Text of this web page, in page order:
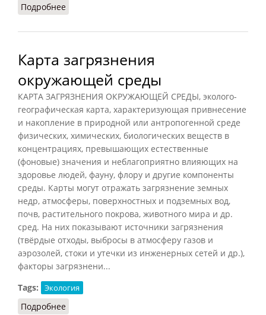
Подробнее
Карта загрязнения
окружающей среды
КАРТА ЗАГРЯЗНЕНИЯ ОКРУЖАЮЩЕЙ СРЕДЫ, эколого-
географическая карта, характеризующая привнесение
и накопление в природной или антропогенной среде
физических, химических, биологических веществ в
концентрациях, превышающих естественные
(фоновые) значения и неблагоприятно влияющих на
здоровье людей, фауну, флору и другие компоненты
среды. Карты могут отражать загрязнение земных
недр, атмосферы, поверхностных и подземных вод,
почв, растительного покрова, животного мира и др.
сред. На них показывают источники загрязнения
(твёрдые отходы, выбросы в атмосферу газов и
аэрозолей, стоки и утечки из инженерных сетей и др.),
факторы загрязнени...
Tags:
Экология
Подробнее